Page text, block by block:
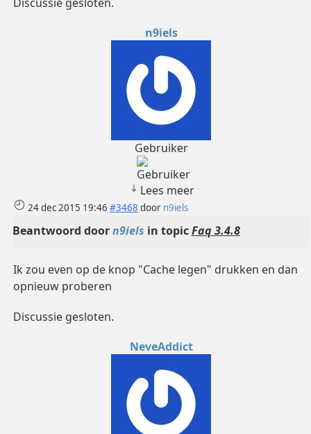
n9iels
Gebruiker
Lees meer
24 dec 2015 19:46 #3468 door n9iels
Beantwoord doorn9iels in topicFaq 3.4.8
Ik zou even op de knop "Cache legen" drukken en dan
opnieuw proberen
Discussie gesloten.
NeveAddict